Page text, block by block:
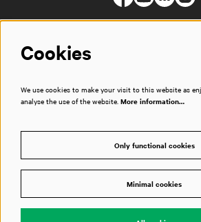
Cookies
We use cookies to make your visit to this website as
analyse the use of the website. More information…
Only functional cookies
Minimal cookies